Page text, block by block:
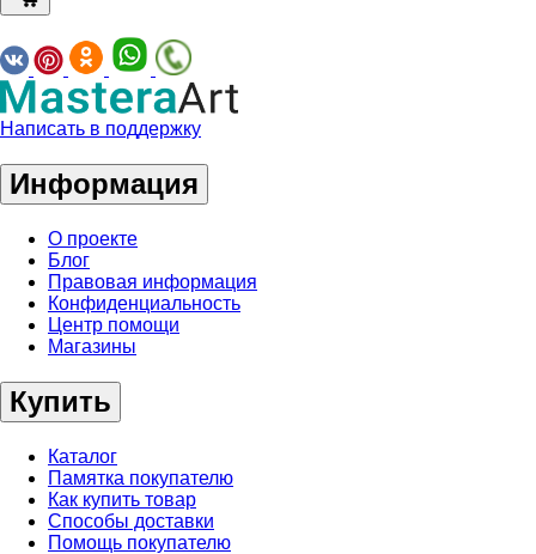
Написать в поддержку
Информация
О проекте
Блог
Правовая информация
Конфиденциальность
Центр помощи
Магазины
Купить
Каталог
Памятка покупателю
Как купить товар
Способы доставки
Помощь покупателю